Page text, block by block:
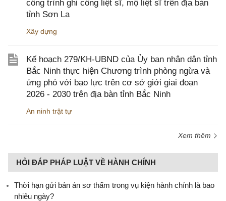
công trình ghi công liệt sĩ, mộ liệt sĩ trên địa bàn
tỉnh Sơn La
Xây dựng
Kế hoạch 279/KH-UBND của Ủy ban nhân dân tỉnh
Bắc Ninh thực hiện Chương trình phòng ngừa và
ứng phó với bạo lực trên cơ sở giới giai đoạn
2026 - 2030 trên địa bàn tỉnh Bắc Ninh
An ninh trật tự
Xem thêm
HỎI ĐÁP PHÁP LUẬT VỀ HÀNH CHÍNH
Thời hạn gửi bản án sơ thẩm trong vụ kiện hành chính là bao
nhiêu ngày?